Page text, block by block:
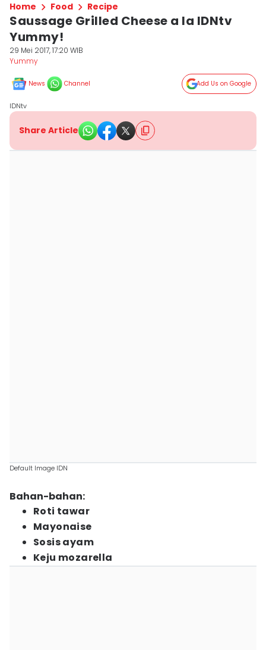
Home Food Recipe
Saussage Grilled Cheese a la IDNtv
Yummy!
29 Mei 2017, 17:20 WIB
Yummy
News Channel Add Us on Google
IDNtv
Share Article
Default Image IDN
Bahan-bahan:
Roti tawar
Mayonaise
Sosis ayam
Keju mozarella